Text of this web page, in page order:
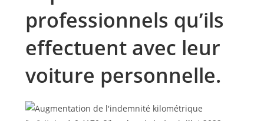
professionnels qu’ils
effectuent avec leur
voiture personnelle.